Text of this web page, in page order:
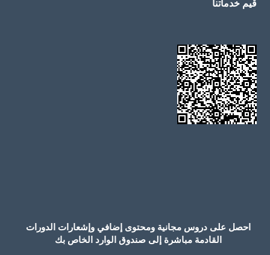
قيم خدماتنا
احصل على دروس مجانية ومحتوى إضافي وإشعارات الدورات
القادمة مباشرة إلى صندوق الوارد الخاص بك